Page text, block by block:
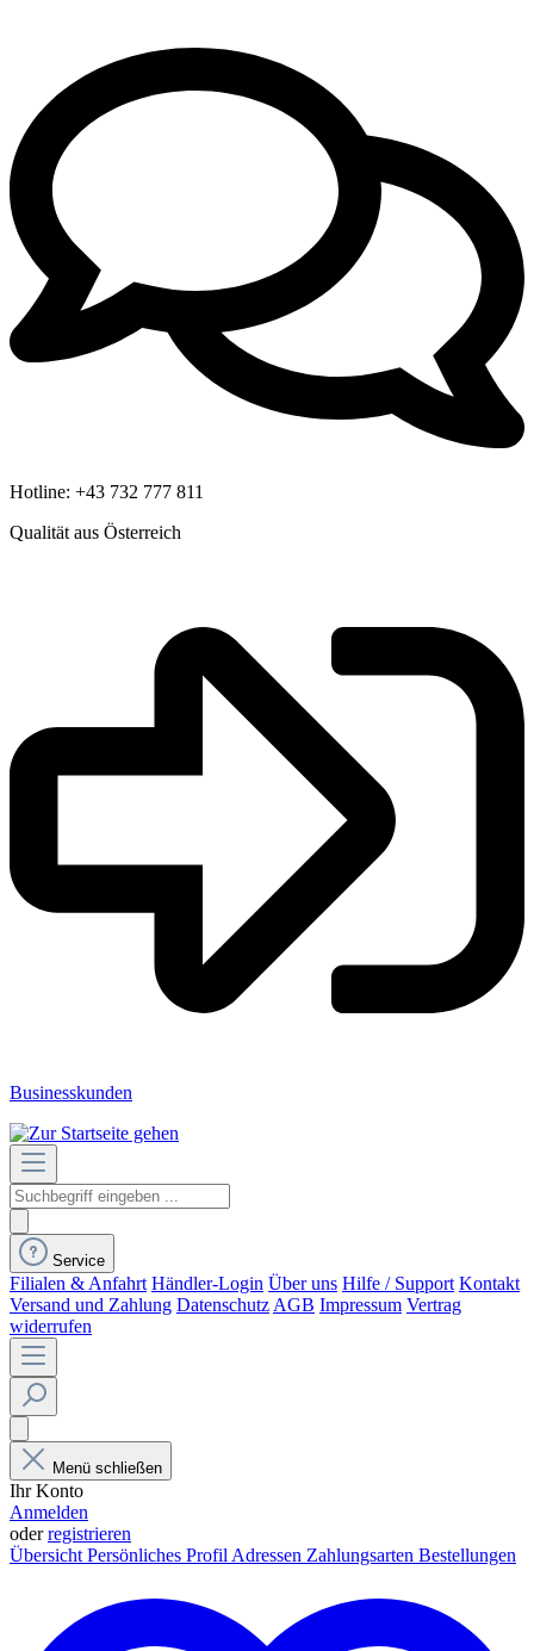
Hotline: +43 732 777 811
Qualität aus Österreich
Businesskunden
Service
Filialen & Anfahrt Händler-Login Über uns Hilfe / Support Kontakt
Versand und Zahlung Datenschutz AGB Impressum Vertrag
widerrufen
Menü schließen
Ihr Konto
Anmelden
oderregistrieren
Übersicht Persönliches Profil Adressen Zahlungsarten Bestellungen